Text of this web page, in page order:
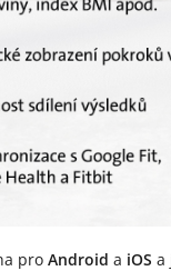
pro Android a iOS a